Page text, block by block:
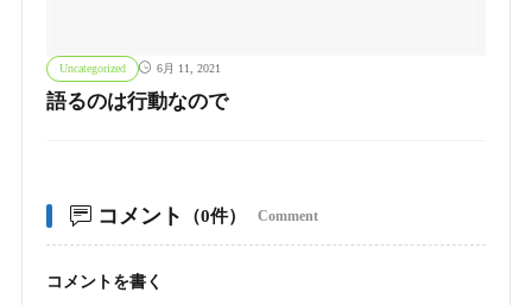
Uncategorized 6月 11, 2021
語るのは行動なので
コメント （0件） Comment
コメントを書く